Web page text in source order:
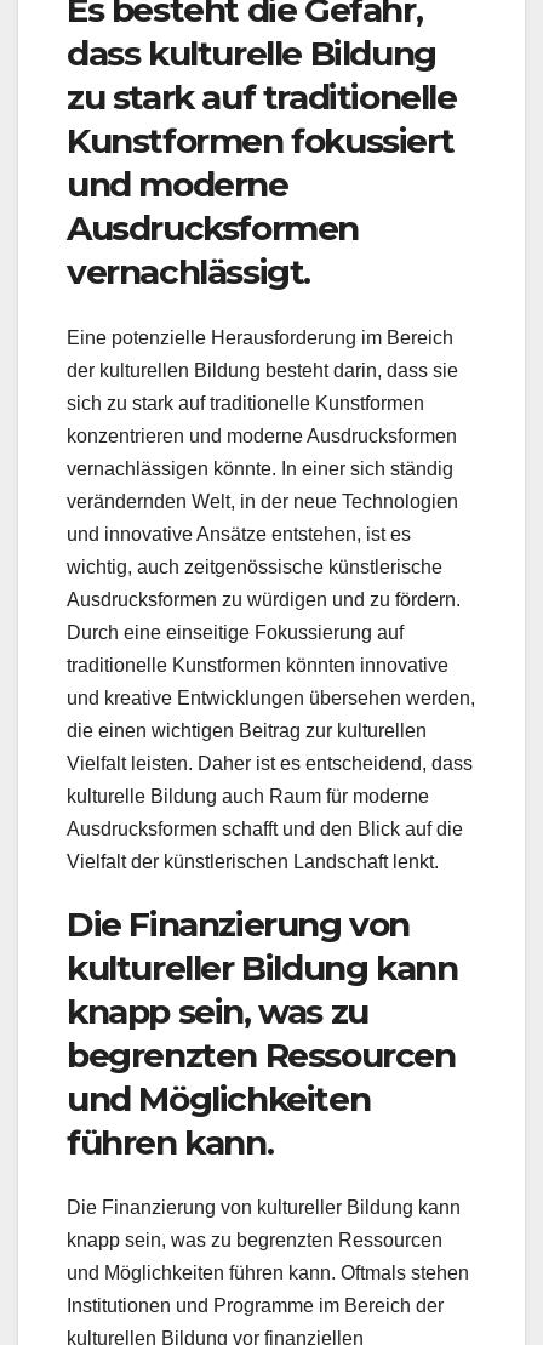
Es besteht die Gefahr,
dass kulturelle Bildung
zu stark auf traditionelle
Kunstformen fokussiert
und moderne
Ausdrucksformen
vernachlässigt.
Eine potenzielle Herausforderung im Bereich
der kulturellen Bildung besteht darin, dass sie
sich zu stark auf traditionelle Kunstformen
konzentrieren und moderne Ausdrucksformen
vernachlässigen könnte. In einer sich ständig
verändernden Welt, in der neue Technologien
und innovative Ansätze entstehen, ist es
wichtig, auch zeitgenössische künstlerische
Ausdrucksformen zu würdigen und zu fördern.
Durch eine einseitige Fokussierung auf
traditionelle Kunstformen könnten innovative
und kreative Entwicklungen übersehen werden,
die einen wichtigen Beitrag zur kulturellen
Vielfalt leisten. Daher ist es entscheidend, dass
kulturelle Bildung auch Raum für moderne
Ausdrucksformen schafft und den Blick auf die
Vielfalt der künstlerischen Landschaft lenkt.
Die Finanzierung von
kultureller Bildung kann
knapp sein, was zu
begrenzten Ressourcen
und Möglichkeiten
führen kann.
Die Finanzierung von kultureller Bildung kann
knapp sein, was zu begrenzten Ressourcen
und Möglichkeiten führen kann. Oftmals stehen
Institutionen und Programme im Bereich der
kulturellen Bildung vor finanziellen